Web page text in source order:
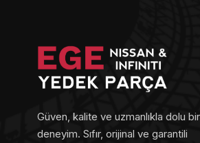
Güven, kalite ve uzmanlıkla dolu bir
deneyim. Sıfır, orijinal ve garantili